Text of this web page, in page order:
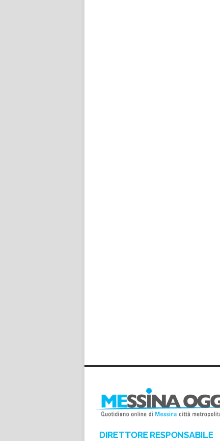
DIRETTORE RESPONSABILE